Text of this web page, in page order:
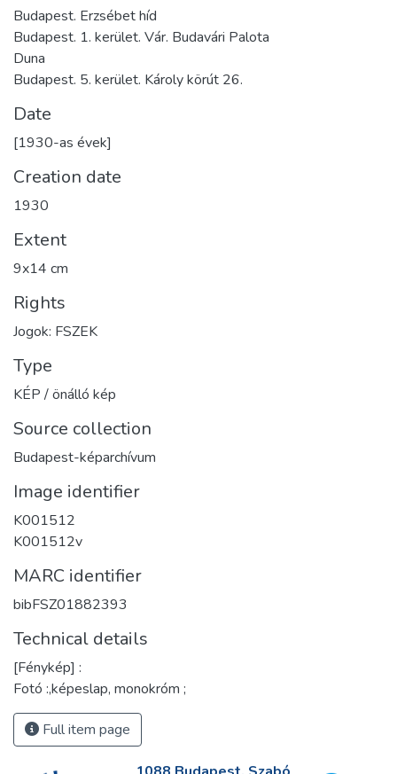
Budapest. Erzsébet híd
Budapest. 1. kerület. Vár. Budavári Palota
Duna
Budapest. 5. kerület. Károly körút 26.
Date
[1930-as évek]
Creation date
1930
Extent
9x14 cm
Rights
Jogok: FSZEK
Type
KÉP / önálló kép
Source collection
Budapest-képarchívum
Image identifier
K001512
K001512v
MARC identifier
bibFSZ01882393
Technical details
[Fénykép] :
Fotó :,képeslap, monokróm ;
Full item page